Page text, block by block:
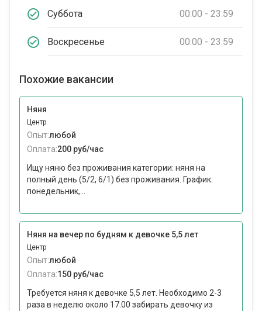
Суббота 00:00 - 23:59
Воскресенье 00:00 - 23:59
Похожие вакансии
Няня
Центр
Опыт:любой
Оплата:200 руб/час
Ищу няню без проживания категории: няня на
полный день (5/2, 6/1) без проживания. График:
понедельник,...
Няня на вечер по будням к девочке 5,5 лет
Центр
Опыт:любой
Оплата:150 руб/час
Требуется няня к девочке 5,5 лет. Необходимо 2-3
раза в неделю около 17.00 забирать девочку из